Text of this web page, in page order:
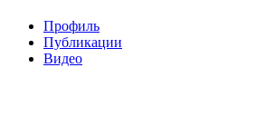
Профиль
Публикации
Видео